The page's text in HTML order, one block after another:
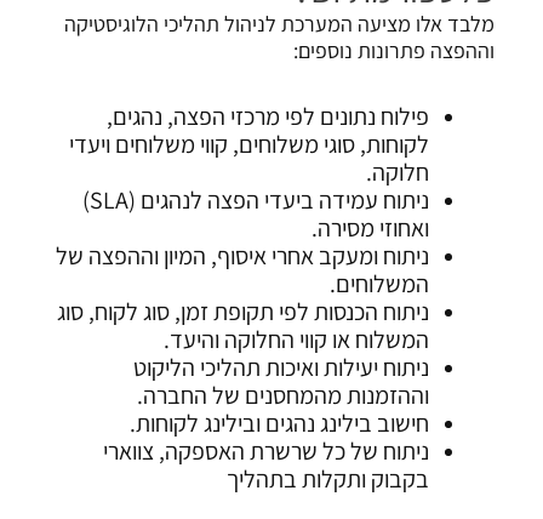
מלבד אלו מציעה המערכת לניהול תהליכי הלוגיסטיקה
וההפצה פתרונות נוספים:
פילוח נתונים לפי מרכזי הפצה, נהגים,
לקוחות, סוגי משלוחים, קווי משלוחים ויעדי
חלוקה.
ניתוח עמידה ביעדי הפצה לנהגים (SLA)
ואחוזי מסירה.
ניתוח ומעקב אחרי איסוף, המיון וההפצה של
המשלוחים.
ניתוח הכנסות לפי תקופת זמן, סוג לקוח, סוג
המשלוח או קווי החלוקה והיעד.
ניתוח יעילות ואיכות תהליכי הליקוט
וההזמנות מהמחסנים של החברה.
חישוב בילינג נהגים ובילינג לקוחות.
ניתוח של כל שרשרת האספקה, צווארי
בקבוק ותקלות בתהליך